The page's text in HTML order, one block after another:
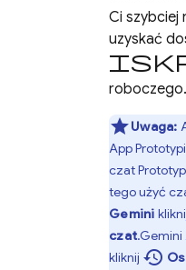
Ci szybciej
uzyskać
roboczego.
Uwaga:
App
czat
tego użyć
Gemini
czat.Gemini
kliknij history